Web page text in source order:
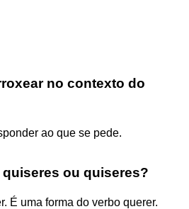
no contexto do
ao que se pede.
ou quiseres?
É uma forma do verbo querer.